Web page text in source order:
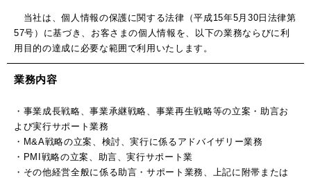
当社は、個人情報の保護に関する法律（平成15年5月30日法律第
57号）に基づき、お客さまの個人情報を、以下の業務ならびに利
用目的の達成に必要な範囲で利用いたします。
業務内容
・事業成長戦略、事業承継戦略、事業再生戦略等の立案・助言お
よび実行サポート業務
・M&A戦略の立案、検討、実行に係るアドバイザリー業務
・PMI戦略の立案、助言、実行サポート業
・その他経営全般に係る助言・サポート業務、上記に附帯または